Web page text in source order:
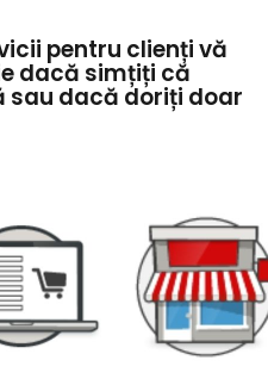
pentru clienți vă
dacă simțiți că
sau dacă doriți doar